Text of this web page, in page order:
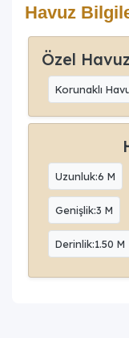
Havuz
Özel Havuz
Korunaklı
Uzunluk:6 M
Genişlik:3 M
Derinlik:1.50 M